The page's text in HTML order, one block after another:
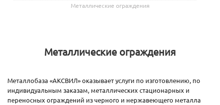
Металлические ограждения
Металлические ограждения
Металлобаза «АКСВИЛ» оказывает услуги по изготовлению, по
индивидуальным заказам, металлических стационарных и
переносных ограждений из черного и нержавеющего металла